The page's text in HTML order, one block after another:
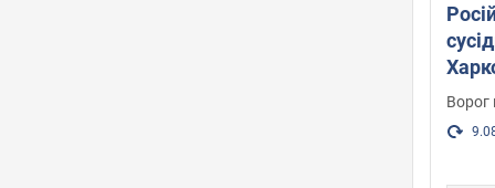
Ворог